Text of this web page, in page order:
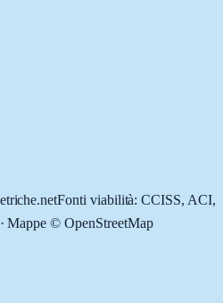
Fonti viabilità: CCISS, ACI,
Mappe © OpenStreetMap